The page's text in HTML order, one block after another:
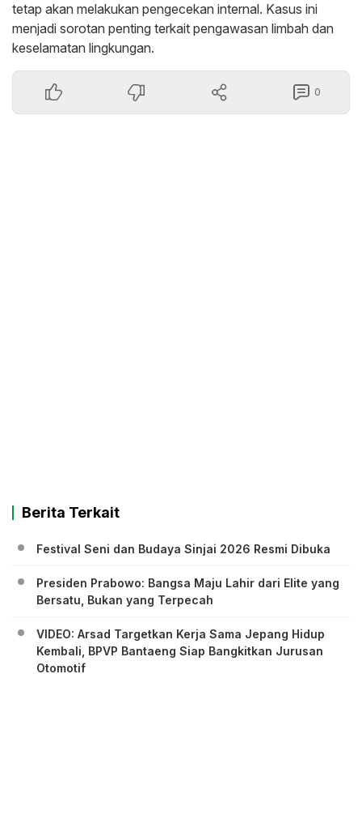
tetap akan melakukan pengecekan internal. Kasus ini
menjadi sorotan penting terkait pengawasan limbah dan
keselamatan lingkungan.
0
Berita Terkait
Festival Seni dan Budaya Sinjai 2026 Resmi Dibuka
Presiden Prabowo: Bangsa Maju Lahir dari Elite yang
Bersatu, Bukan yang Terpecah
VIDEO: Arsad Targetkan Kerja Sama Jepang Hidup
Kembali, BPVP Bantaeng Siap Bangkitkan Jurusan
Otomotif